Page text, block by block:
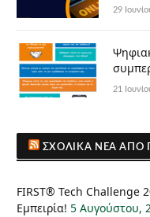
29
21
ΣΧΟΛΙΚΆ ΝΈΑ ΑΠΌ
FIRST® Tech Challenge
Εμπειρία! 5 Αυγούστου,